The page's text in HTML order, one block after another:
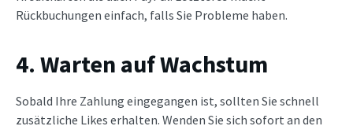
Rückbuchungen einfach, falls Sie Probleme haben.
4. Warten auf Wachstum
Sobald Ihre Zahlung eingegangen ist, sollten Sie schnell
zusätzliche Likes erhalten. Wenden Sie sich sofort an den